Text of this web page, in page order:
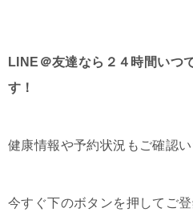
LINE＠友達なら２４時間いつ
す！
健康情報や予約状況もご確認
今すぐ下のボタンを押してご登